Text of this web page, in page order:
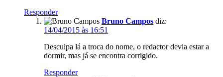
Responder
Bruno Campos diz:
14/04/2015 às 16:51
Desculpa lá a troca do nome, o redactor devia estar a
dormir, mas já se encontra corrigido.
Responder